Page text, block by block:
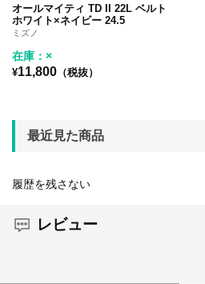
オールマイティ TD II 22L ベルト
ホワイト×ネイビー 24.5
ミズノ
在庫：×
¥11,800 （税抜）
最近見た商品
履歴を残さない
レビュー